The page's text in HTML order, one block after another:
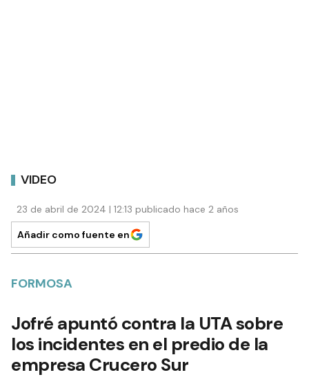
VIDEO
23 de abril de 2024 | 12:13 publicado hace 2 años
Añadir como fuente en
FORMOSA
Jofré apuntó contra la UTA sobre
los incidentes en el predio de la
empresa Crucero Sur